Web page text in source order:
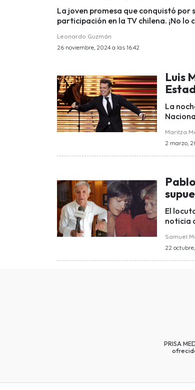
La joven promesa que conquistó por
participación en la TV chilena. ¡No lo
Leonardo Guzmán
26 noviembre, 2024 a las 16:42
Luis
La
Maritza
2 marzo,
El
noticia
Samuel
22
PRISA